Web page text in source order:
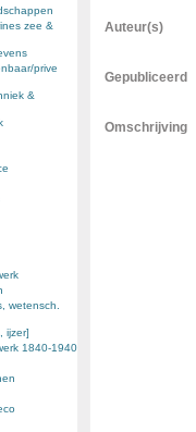
zee &
prive
&
wetensch.
ijzer]
1840-1940
Auteur(s)
Gepubliceerd
Omschrijving